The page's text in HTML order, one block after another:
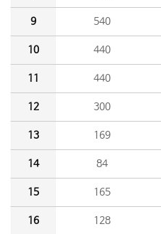
9 540
10 440
11 440
12 300
13 169
14 84
15 165
16 128